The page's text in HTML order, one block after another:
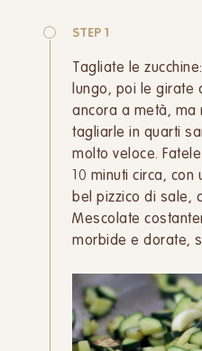
STEP 1
Tagliate le
lungo, poi le girate
ancora a metà, ma
tagliarle in quarti
molto veloce.
10 minuti circa, con
bel pizzico di sale,
Mescolate
morbide e dorate,